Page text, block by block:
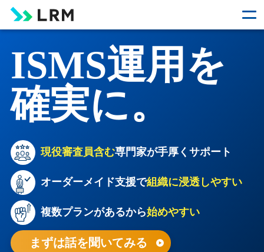
ISMS運用を
確実に。
現役審査員含む専門家が手厚くサポート
オーダーメイド支援で組織に浸透しやすい
複数プランがあるから始めやすい
まずは話を聞いてみる